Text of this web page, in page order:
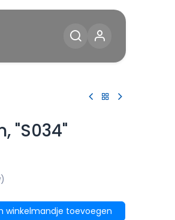
"S034"
winkelmandje toevoegen